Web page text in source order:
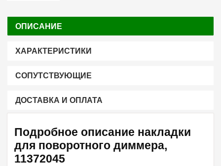
ОПИСАНИЕ
ХАРАКТЕРИСТИКИ
СОПУТСТВУЮЩИЕ
ДОСТАВКА И ОПЛАТА
Подробное описание накладки
для поворотного диммера,
11372045